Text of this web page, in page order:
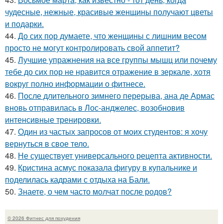
чудесные, нежные, красивые женщины получают цветы
и подарки.
44. До сих пор думаете, что женщины с лишним весом
просто не могут контролировать свой аппетит?
45. Лучшие упражнения на все группы мышц или почему
тебе до сих пор не нравится отражение в зеркале, хотя
вокруг полно информации о фитнесе.
46. После длительного зимнего перерыва, ана де Армас
вновь отправилась в Лос-анджелес, возобновив
интенсивные тренировки.
47. Один из частых запросов от моих студентов: я хочу
вернуться в свое тело.
48. Не существует универсального рецепта активности.
49. Кристина асмус показала фигуру в купальнике и
поделилась кадрами с отдыха на Бали.
50. Знаете, о чем часто молчат после родов?
© 2026 Фитнес для похудения